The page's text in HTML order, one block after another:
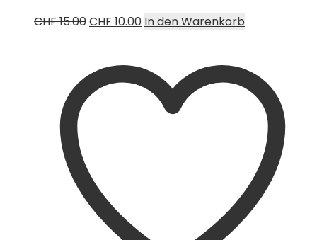
CHF15.00Ursprünglicher
CHF 15.00
CHF 10.00Aktueller
CHF 10.00.
In den Warenkorb